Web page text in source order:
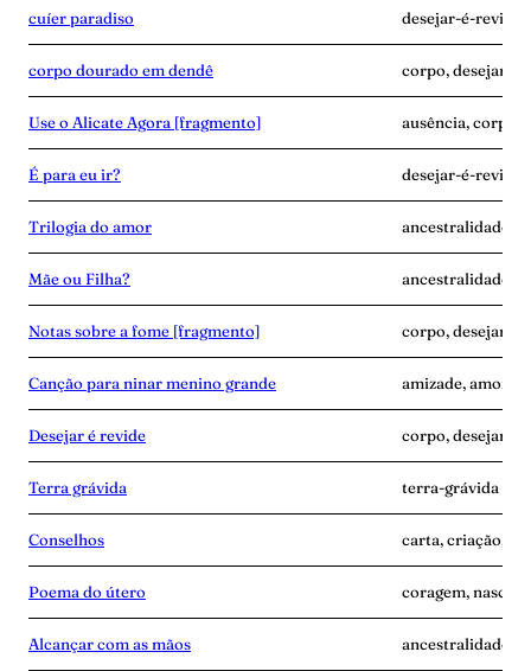
cuíer paradiso desejar-é-revide,
corpo dourado em dendê corpo, desejar-
Use o Alicate Agora [fragmento] ausência, corpo,
É para eu ir? desejar-é-
Trilogia do amor ancestralidade,
Mãe ou Filha? ancestralidade,
Notas sobre a fome [fragmento] corpo, desejar-é-
Canção para ninar menino grande amizade, amor,
Desejar é revide corpo, desejar-
Terra grávida terra-grávida
Conselhos carta, criação,
Poema do útero coragem,
Alcançar com as mãos ancestralidade,